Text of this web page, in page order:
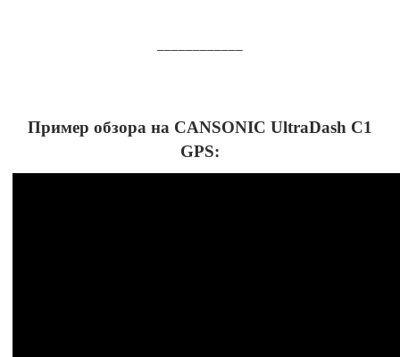
Пример обзора на CANSONIC UltraDash C1
GPS: